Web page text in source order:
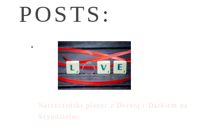
POSTS:
Narzeczeński plener z Dorotą i Darkiem na
Szyndzielni